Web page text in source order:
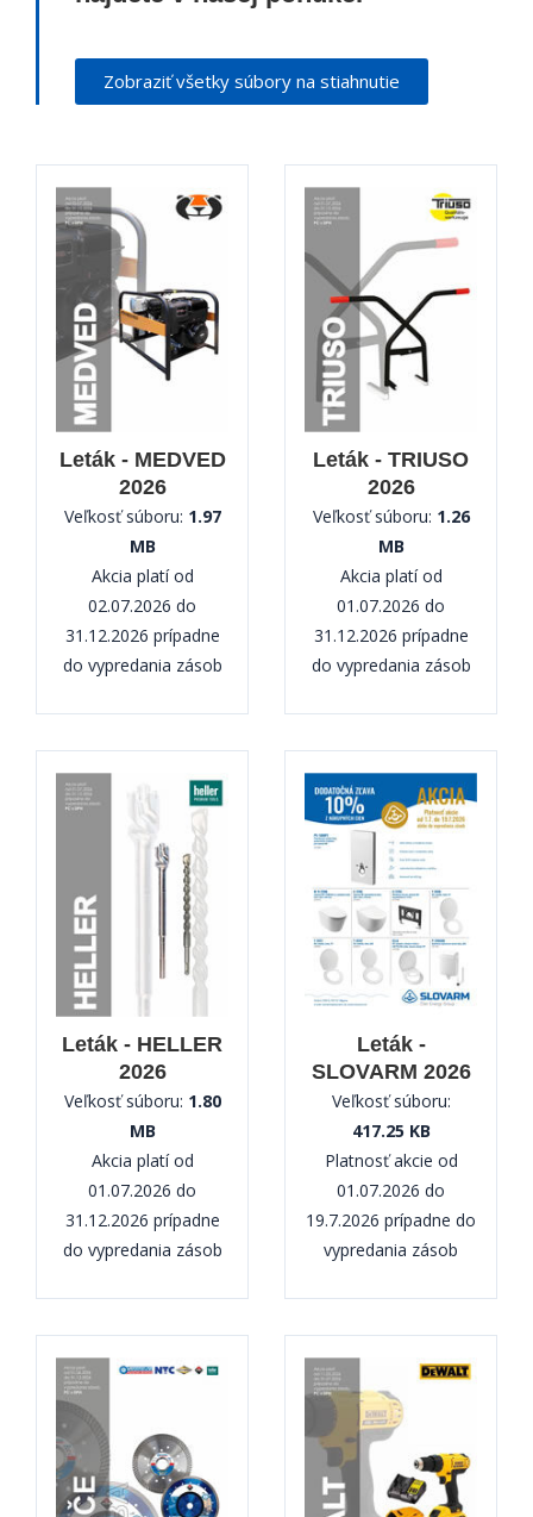
Zobraziť všetky súbory na stiahnutie
Leták - MEDVED
2026
Veľkosť súboru: 1.97
MB
Akcia platí od
02.07.2026 do
31.12.2026 prípadne
do vypredania zásob
Leták - TRIUSO
2026
Veľkosť súboru: 1.26
MB
Akcia platí od
01.07.2026 do
31.12.2026 prípadne
do vypredania zásob
Leták - HELLER
2026
Veľkosť súboru: 1.80
MB
Akcia platí od
01.07.2026 do
31.12.2026 prípadne
do vypredania zásob
Leták -
SLOVARM 2026
Veľkosť súboru:
417.25 KB
Platnosť akcie od
01.07.2026 do
19.7.2026 prípadne do
vypredania zásob